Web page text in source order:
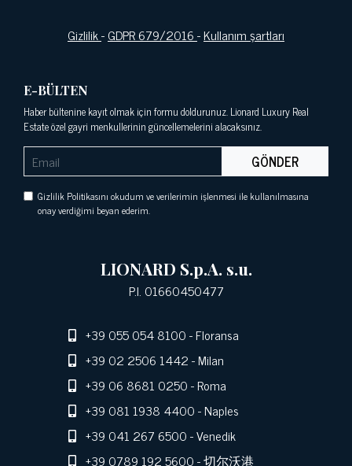
Gizlilik-GDPR 679/2016-Kullanım şartları
E-BÜLTEN
Haber bültenine kayıt olmak için formu doldurunuz. Lionard Luxury Real
Estate özel gayri menkullerinin güncellemelerini alacaksınız.
GÖNDER
Gizlilik Politikasını okudum ve verilerimin işlenmesi ile kullanılmasına
onay verdiğimi beyan ederim.
LIONARD S.p.A. s.u.
P.I. 01660450477
+39 055 054 8100- Floransa
+39 02 2506 1442- Milan
+39 06 8681 0250- Roma
+39 081 1938 4400- Naples
+39 041 267 6500- Venedik
+39 0789 192 5600- 切尔沃港